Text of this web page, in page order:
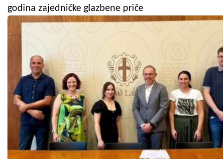
godina zajedničke glazbene priče